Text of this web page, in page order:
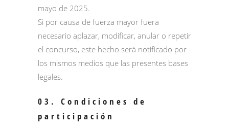
mayo de 2025.
Si por causa de fuerza mayor fuera
necesario aplazar, modificar, anular o repetir
el concurso, este hecho será notificado por
los mismos medios que las presentes bases
legales.
03. Condiciones de
participación